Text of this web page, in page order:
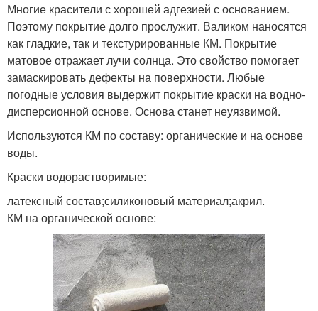
Многие красители с хорошей адгезией с основанием.
Поэтому покрытие долго прослужит. Валиком наносятся
как гладкие, так и текстурированные КМ. Покрытие
матовое отражает лучи солнца. Это свойство помогает
замаскировать дефекты на поверхности. Любые
погодные условия выдержит покрытие краски на водно-
дисперсионной основе. Основа станет неуязвимой.
Используются КМ по составу: органические и на основе
воды.
Краски водорастворимые:
латексный состав;силиконовый материал;акрил.
КМ на органической основе: